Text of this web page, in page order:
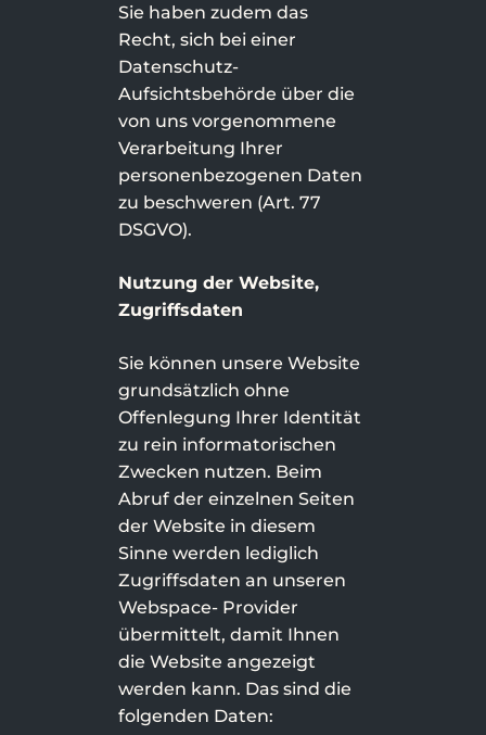
Sie haben zudem das
Recht, sich bei einer
Datenschutz-
Aufsichtsbehörde über die
von uns vorgenommene
Verarbeitung Ihrer
personenbezogenen Daten
zu beschweren (Art. 77
DSGVO).
Nutzung der Website,
Zugriffsdaten
Sie können unsere Website
grundsätzlich ohne
Offenlegung Ihrer Identität
zu rein informatorischen
Zwecken nutzen. Beim
Abruf der einzelnen Seiten
der Website in diesem
Sinne werden lediglich
Zugriffsdaten an unseren
Webspace- Provider
übermittelt, damit Ihnen
die Website angezeigt
werden kann. Das sind die
folgenden Daten:
Apartments
Buchung
Anreise